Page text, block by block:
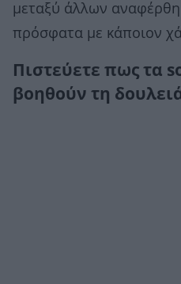
μεταξύ άλλων
πρόσφατα με κάποιον
Πιστεύετε πως τα
βοηθούν τη